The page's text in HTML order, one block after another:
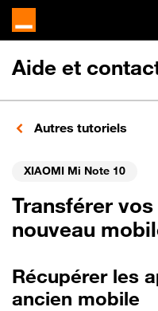
Aide et
Autres tutoriels
XIAOMI Mi Note 10
Transférer
nouveau
Récupérer les
ancien mobile